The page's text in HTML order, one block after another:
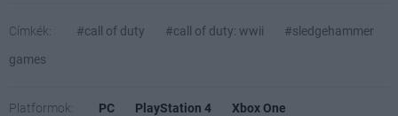
Címkék: #call of duty #call of duty: wwii
#sledgehammer
games
Platformok: PC PlayStation 4 Xbox One